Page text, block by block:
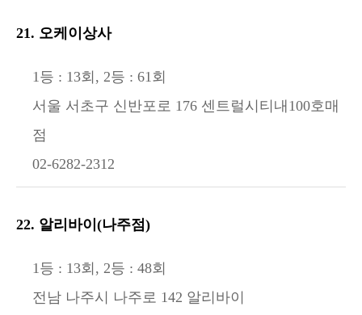
21. 오케이상사
1등 : 13회, 2등 : 61회
서울 서초구 신반포로 176 센트럴시티내100호매
점
02-6282-2312
22. 알리바이(나주점)
1등 : 13회, 2등 : 48회
전남 나주시 나주로 142 알리바이